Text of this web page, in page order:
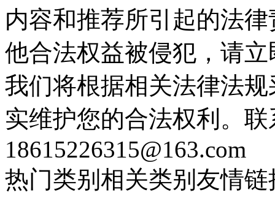
内容和推荐所引起的法
他合法权益被侵犯，请
我们将根据相关法律法
实维护您的合法权利。
18615226315@163.com
热门类别 相关类别 友情链